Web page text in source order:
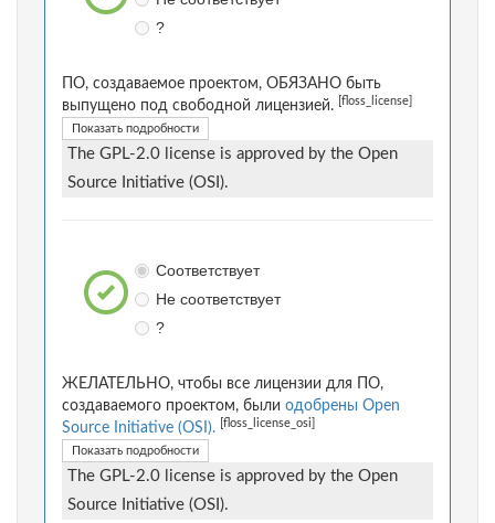
?
ПО, создаваемое проектом, ОБЯЗАНО быть
выпущено под свободной лицензией.
[floss_license]
Показать подробности
The GPL-2.0 license is approved by the Open
Source Initiative (OSI).
Соответствует
Не соответствует
?
ЖЕЛАТЕЛЬНО, чтобы все лицензии для ПО,
создаваемого проектом, были одобрены Open
Source Initiative (OSI).
[floss_license_osi]
Показать подробности
The GPL-2.0 license is approved by the Open
Source Initiative (OSI).